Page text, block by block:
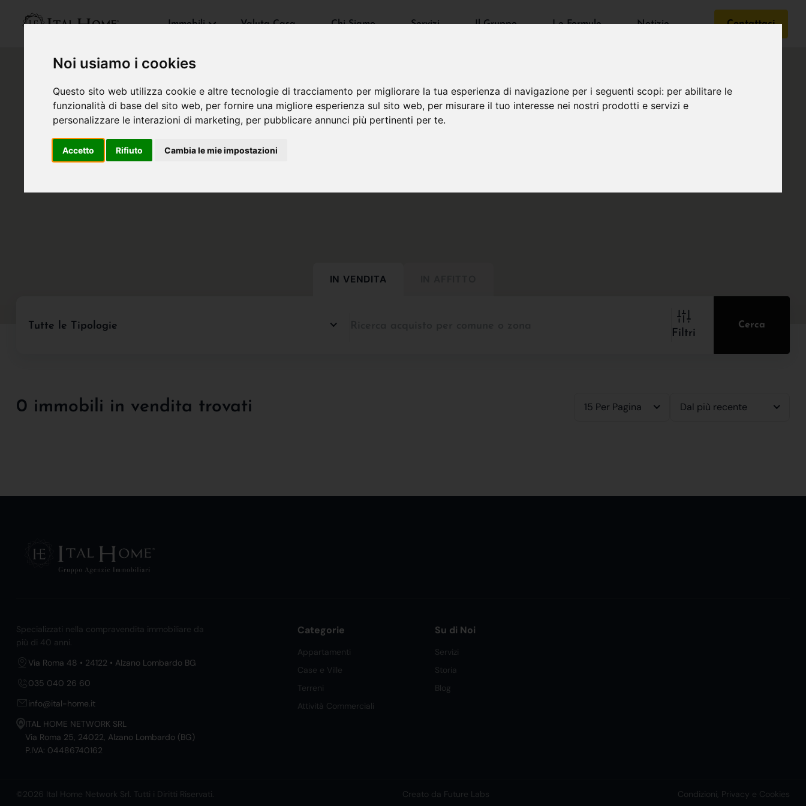
Noi usiamo i cookies
Questo sito web utilizza cookie e altre tecnologie di tracciamento per migliorare la tua esperienza di navigazione per i seguenti scopi: per abilitare le
funzionalità di base del sito web, per fornire una migliore esperienza sul sito web, per misurare il tuo interesse nei nostri prodotti e servizi e
personalizzare le interazioni di marketing, per pubblicare annunci più pertinenti per te.
Accetto Rifiuto Cambia le mie impostazioni
Immobili Valuta Casa Chi Siamo Servizi Il Gruppo Le Formule Notizie Contattaci
IN VENDITA
Tutte le Tipologie
Filtri
Cerca
0 immobili in vendita trovati 15 Per Pagina Dal più recente
Specializzati nella compravendita immobiliare da
più di 40 anni.
Via Roma 48 • 24122 • Alzano Lombardo BG
035 040 26 60
info@ital-home.it
ITAL HOME NETWORK SRL
Via Roma 25, 24022, Alzano Lombardo (BG)
P.IVA: 04486740162
Categorie
Appartamenti
Case e Ville
Terreni
Attività Commerciali
Su di Noi
Servizi
Storia
Blog
©2026 Ital Home Network Srl. Tutti i Diritti Riservati. Creato da Future Labs Condizioni, Privacy e Cookies